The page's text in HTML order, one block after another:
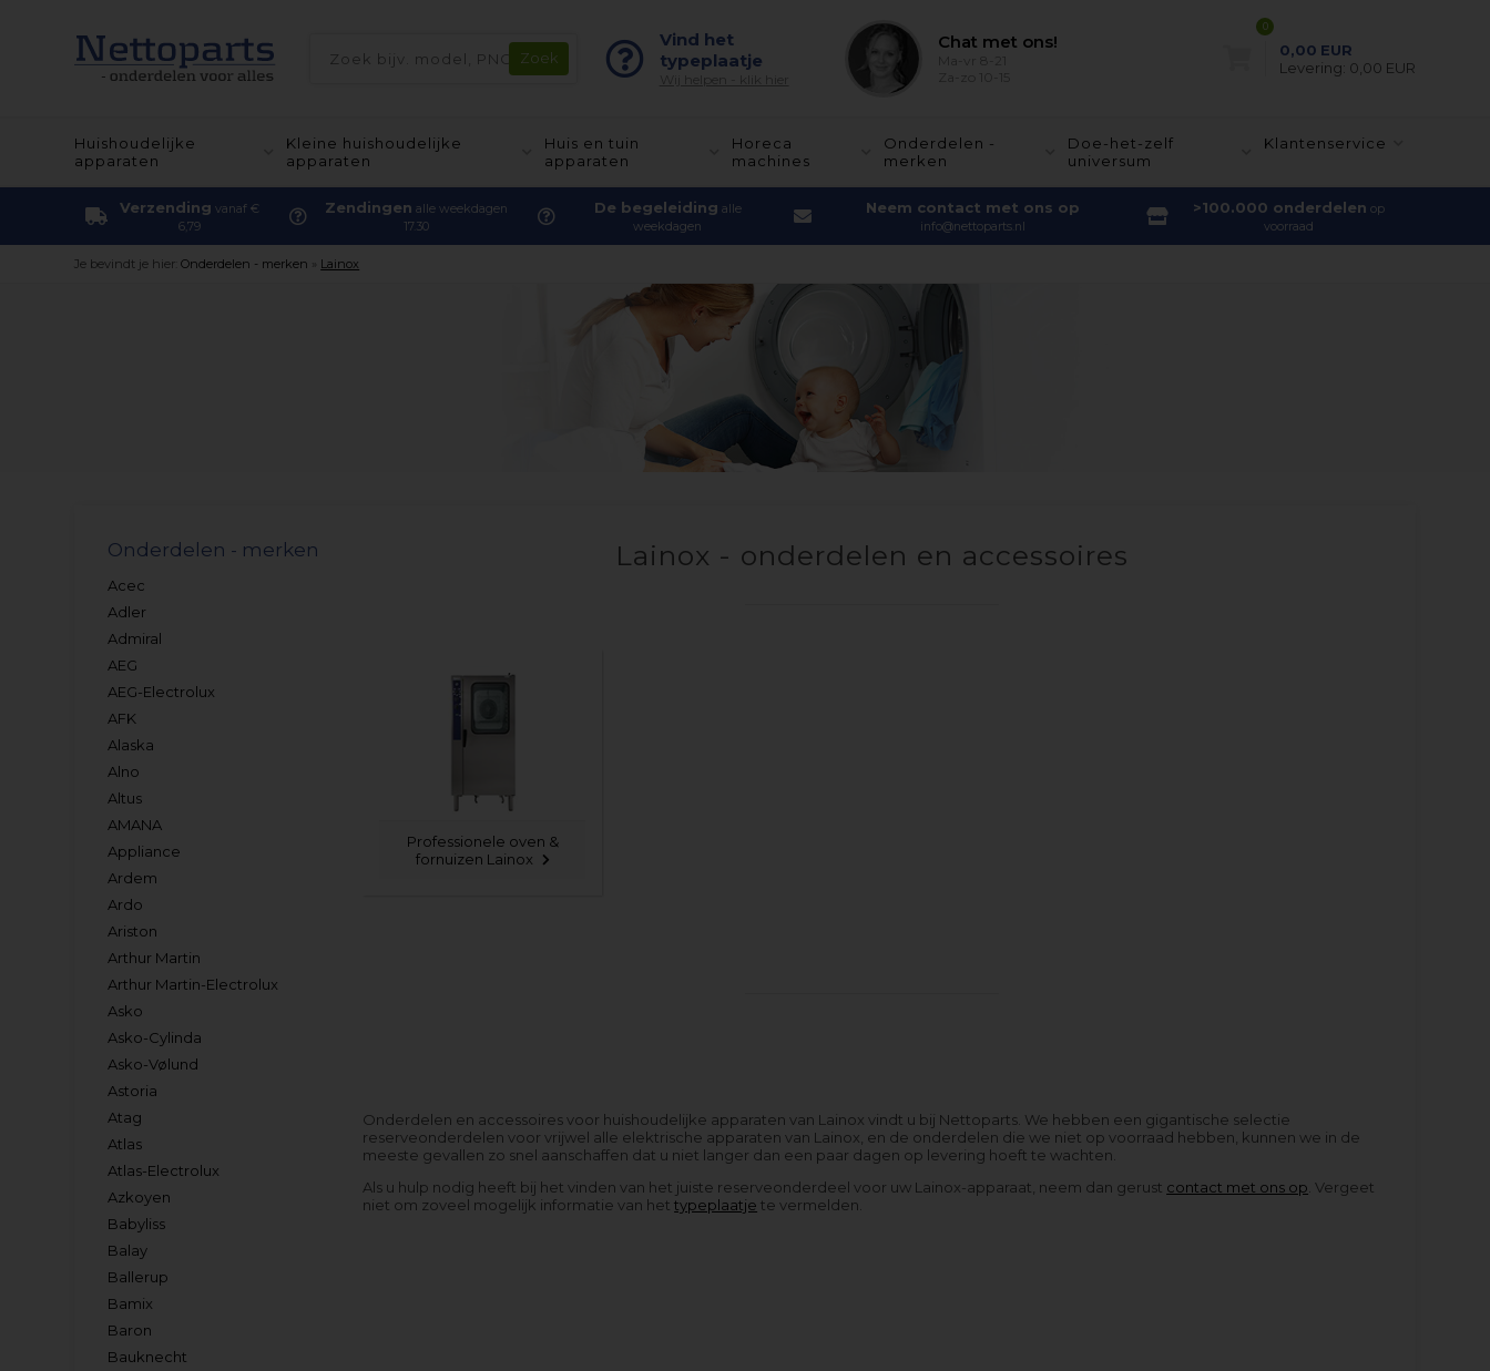
Vind het
typeplaatje
Chat met ons!
0
0,00 EUR
Levering: 0,00 EUR
Huishoudelijke
apparaten
Kleine huishoudelijke
apparaten
Huis en tuin
apparaten
Horeca
machines
Onderdelen -
merken
Doe-het-zelf
universum
Klantenservice
Verzending vanaf €
6,79
Zendingen alle weekdagen
17.30
De begeleiding alle
weekdagen
Neem contact met ons op
info@nettoparts.nl
>100.000 onderdelen op
voorraad
Je bevindt je hier: Onderdelen - merken Lainox
Onderdelen - merken
Acec
Adler
Admiral
AEG
AEG-Electrolux
AFK
Alaska
Alno
Altus
AMANA
Appliance
Ardem
Ardo
Ariston
Arthur Martin
Arthur Martin-Electrolux
Asko
Asko-Cylinda
Asko-Vølund
Astoria
Atag
Atlas
Atlas-Electrolux
Azkoyen
Babyliss
Balay
Ballerup
Bamix
Baron
Bauknecht
Lainox - onderdelen en accessoires
Professionele oven &
fornuizen Lainox
Onderdelen en accessoires voor huishoudelijke apparaten van Lainox vindt u bij Nettoparts. We hebben een gigantische selectie
reserveonderdelen voor vrijwel alle elektrische apparaten van Lainox, en de onderdelen die we niet op voorraad hebben, kunnen we in de
meeste gevallen zo snel aanschaffen dat u niet langer dan een paar dagen op levering hoeft te wachten.
Als u hulp nodig heeft bij het vinden van het juiste reserveonderdeel voor uw Lainox-apparaat, neem dan gerust contact met ons op . Vergeet
niet om zoveel mogelijk informatie van hettypeplaatje te vermelden.